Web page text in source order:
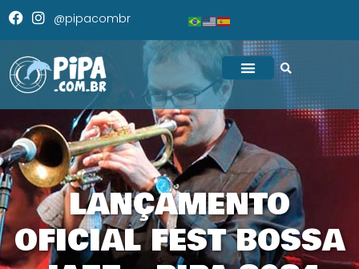
@pipacombr
LANÇAMENTO
OFICIAL FEST BOSSA